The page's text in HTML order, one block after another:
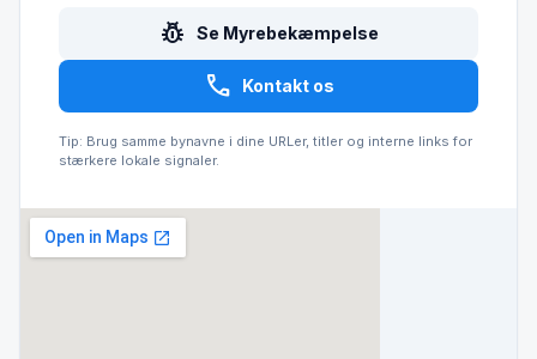
pest_control Se Myrebekæmpelse
call Kontakt os
Tip: Brug samme bynavne i dine URLer, titler og interne links for
stærkere lokale signaler.